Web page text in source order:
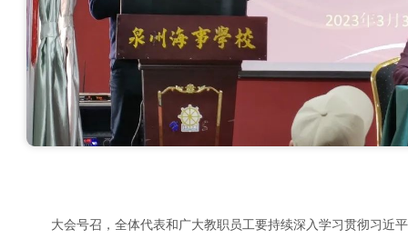
大会号召，全体代表和广大教职员工要持续深入学习贯彻习近